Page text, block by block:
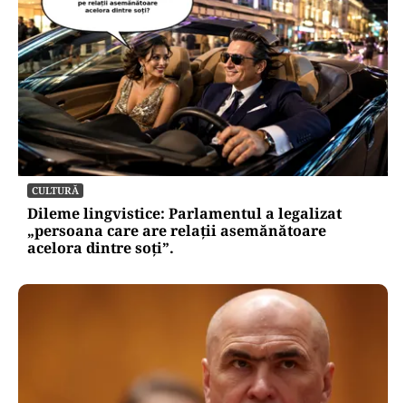
CULTURĂ
Dileme lingvistice: Parlamentul a legalizat
„persoana care are relații asemănătoare
acelora dintre soți”.